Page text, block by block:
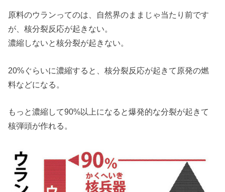
原料のウランってのは、自然界のままじゃ当たり前です
が、核分裂反応が起きない。
濃縮しないと核分裂が起きない。
20%ぐらいに濃縮すると、核分裂反応が起きて原発の燃
料などになる。
もっと濃縮して90%以上になると爆発的な分裂が起きて
核弾頭が作れる。